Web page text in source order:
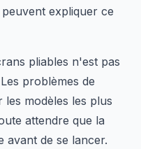
expliquer ce
pliables n'est pas
problèmes de
les modèles les plus
attendre que la
avant de se lancer.